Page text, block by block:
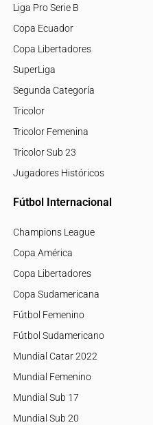
Liga Pro Serie B
Copa Ecuador
Copa Libertadores
SuperLiga
Segunda Categoría
Tricolor
Tricolor Femenina
Tricolor Sub 23
Jugadores Históricos
Fútbol Internacional
Champions League
Copa América
Copa Libertadores
Copa Sudamericana
Fútbol Femenino
Fútbol Sudamericano
Mundial Catar 2022
Mundial Femenino
Mundial Sub 17
Mundial Sub 20